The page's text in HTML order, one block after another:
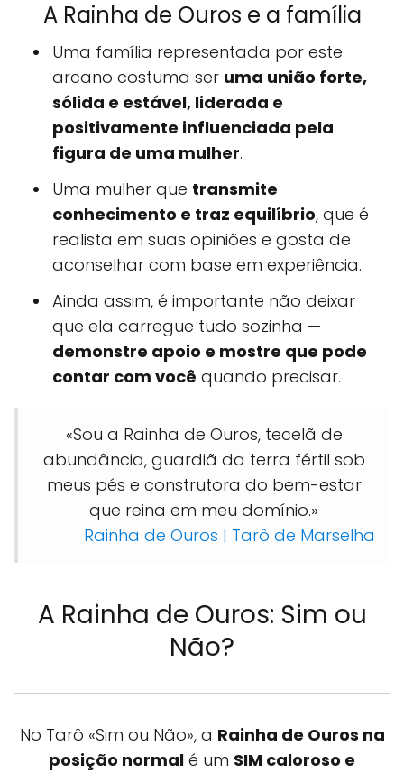
A Rainha de Ouros e a família
Uma família representada por este
arcano costuma ser uma união forte,
sólida e estável, liderada e
positivamente influenciada pela
figura de uma mulher.
Uma mulher que transmite
conhecimento e traz equilíbrio, que é
realista em suas opiniões e gosta de
aconselhar com base em experiência.
Ainda assim, é importante não deixar
que ela carregue tudo sozinha —
demonstre apoio e mostre que pode
contar com você quando precisar.
«Sou a Rainha de Ouros, tecelã de
abundância, guardiã da terra fértil sob
meus pés e construtora do bem-estar
que reina em meu domínio.»
Rainha de Ouros | Tarô de Marselha
A Rainha de Ouros: Sim ou
Não?
No Tarô «Sim ou Não», a Rainha de Ouros na
posição normal é um SIM caloroso e